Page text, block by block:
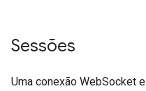
Sessões
Uma conexão WebSocket